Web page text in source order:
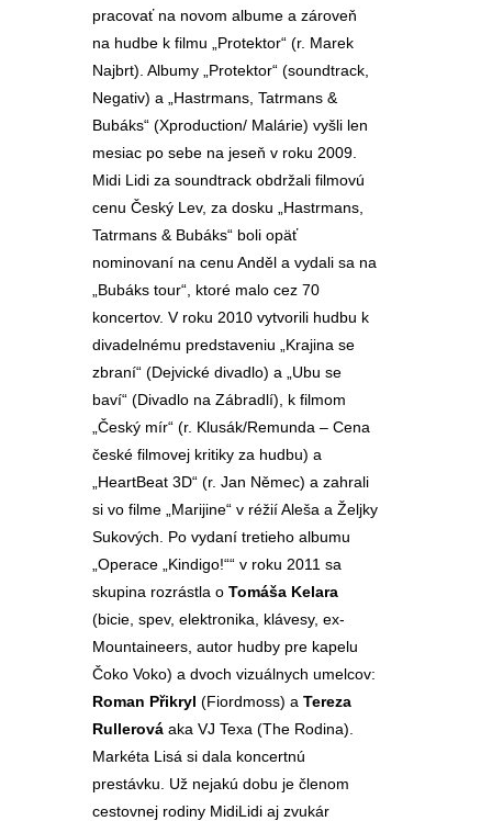
pracovať na novom albume a zároveň
na hudbe k filmu „Protektor“ (r. Marek
Najbrt). Albumy „Protektor“ (soundtrack,
Negativ) a „Hastrmans, Tatrmans &
Bubáks“ (Xproduction/ Malárie) vyšli len
mesiac po sebe na jeseň v roku 2009.
Midi Lidi za soundtrack obdržali filmovú
cenu Český Lev, za dosku „Hastrmans,
Tatrmans & Bubáks“ boli opäť
nominovaní na cenu Anděl a vydali sa na
„Bubáks tour“, ktoré malo cez 70
koncertov. V roku 2010 vytvorili hudbu k
divadelnému predstaveniu „Krajina se
zbraní“ (Dejvické divadlo) a „Ubu se
baví“ (Divadlo na Zábradlí), k filmom
„Český mír“ (r. Klusák/Remunda – Cena
české filmovej kritiky za hudbu) a
„HeartBeat 3D“ (r. Jan Němec) a zahrali
si vo filme „Marijine“ v réžií Aleša a Željky
Sukových. Po vydaní tretieho albumu
„Operace „Kindigo!““ v roku 2011 sa
skupina rozrástla o Tomáša Kelara
(bicie, spev, elektronika, klávesy, ex-
Mountaineers, autor hudby pre kapelu
Čoko Voko) a dvoch vizuálnych umelcov:
Roman Přikryl (Fiordmoss) a Tereza
Rullerová aka VJ Texa (The Rodina).
Markéta Lisá si dala koncertnú
prestávku. Už nejakú dobu je členom
cestovnej rodiny MidiLidi aj zvukár